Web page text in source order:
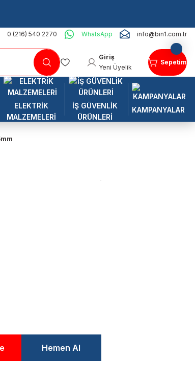
0 (216) 540 2270 WhatsApp info@bin1.com.tr
Giriş
Yeni Üyelik
Sepetim
ELEKTRİK
MALZEMELERİ
İŞ GÜVENLİK
ÜRÜNLERİ
KAMPANYALAR
Hemen Al